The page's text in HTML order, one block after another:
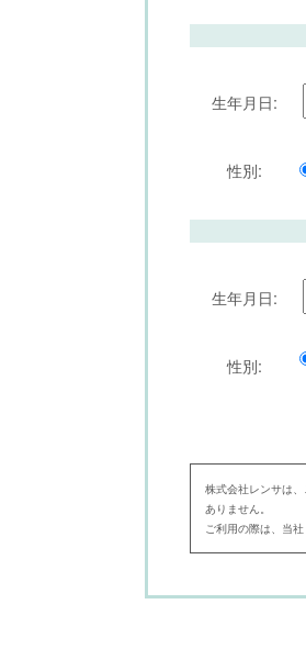
生年月日:
性別:
生年月日:
性別:
株式会社レンサは
ありません。
ご利用の際は、当社